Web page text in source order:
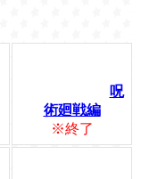
呪
術廻戦編
※終了